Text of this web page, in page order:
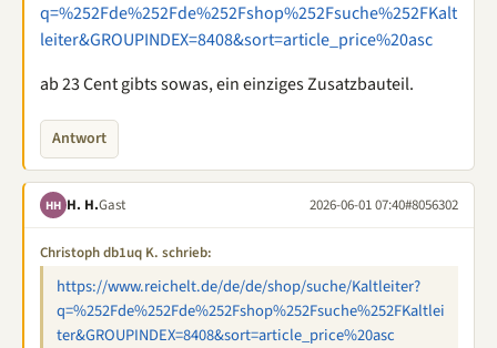
q=%252Fde%252Fde%252Fshop%252Fsuche%252FKalt
leiter&GROUPINDEX=8408&sort=article_price%20asc
ab 23 Cent gibts sowas, ein einziges Zusatzbauteil.
Antwort
HH H. H.Gast 2026-06-01 07:40#8056302
Christoph db1uq K. schrieb:
https://www.reichelt.de/de/de/shop/suche/Kaltleiter?
q=%252Fde%252Fde%252Fshop%252Fsuche%252FKaltlei
ter&GROUPINDEX=8408&sort=article_price%20asc